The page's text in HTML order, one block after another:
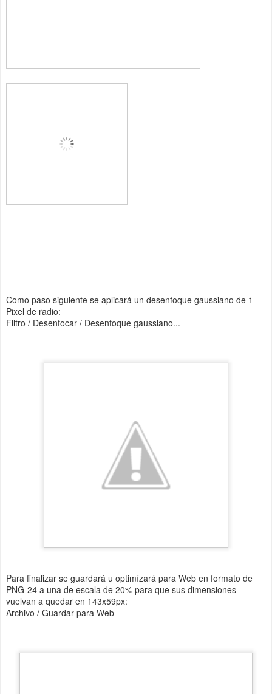
Como paso siguiente se aplicará un desenfoque gaussiano de 1
Pixel de radio:
Filtro / Desenfocar / Desenfoque gaussiano...
Para finalizar se guardará u optimízará para Web en formato de
PNG-24 a una de escala de 20% para que sus dimensiones
vuelvan a quedar en 143x59px:
Archivo / Guardar para Web